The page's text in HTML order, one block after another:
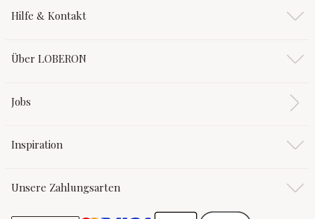
Hilfe & Kontakt
Über LOBERON
Jobs
Inspiration
Unsere Zahlungsarten